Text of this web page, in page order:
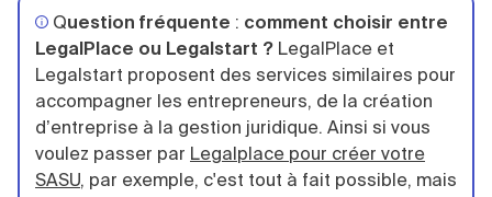
Question fréquente : comment choisir entre
LegalPlace ou Legalstart ? LegalPlace et
Legalstart proposent des services similaires pour
accompagner les entrepreneurs, de la création
d’entreprise à la gestion juridique. Ainsi si vous
voulez passer par Legalplace pour créer votre
SASU, par exemple, c'est tout à fait possible, mais